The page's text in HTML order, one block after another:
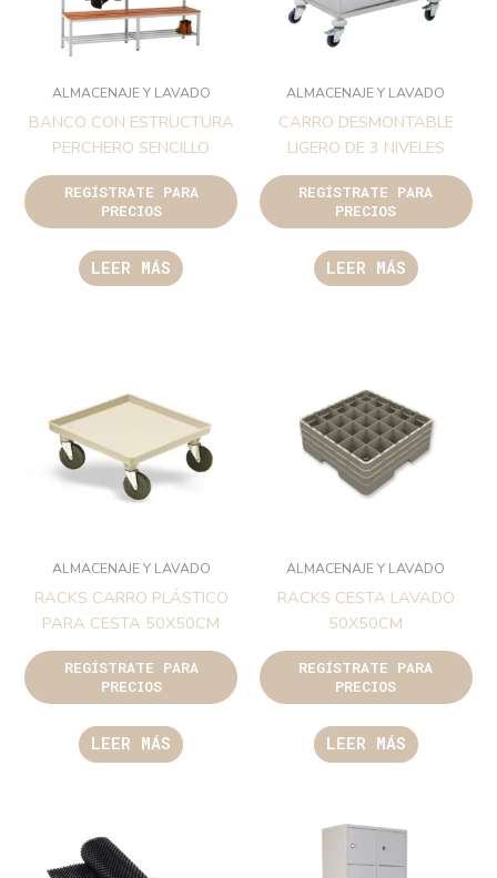
ALMACENAJE Y LAVADO
BANCO CON ESTRUCTURA
PERCHERO SENCILLO
REGÍSTRATE PARA
PRECIOS
LEER MÁS
ALMACENAJE Y LAVADO
CARRO DESMONTABLE
LIGERO DE 3 NIVELES
REGÍSTRATE PARA
PRECIOS
LEER MÁS
ALMACENAJE Y LAVADO
RACKS CARRO PLÁSTICO
PARA CESTA 50X50CM
REGÍSTRATE PARA
PRECIOS
LEER MÁS
ALMACENAJE Y LAVADO
RACKS CESTA LAVADO
50X50CM
REGÍSTRATE PARA
PRECIOS
LEER MÁS